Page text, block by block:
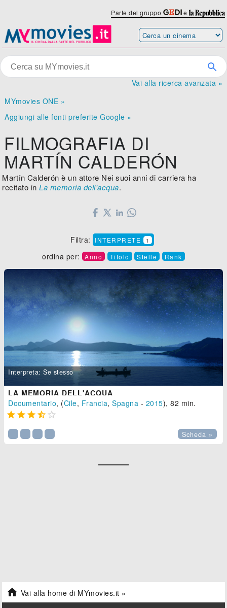
Parte del gruppo e
Vai alla ricerca avanzata »
MYmovies ONE »
Aggiungi alle fonti preferite Google »
FILMOGRAFIA DI
MARTÍN CALDERÓN
Martín Calderón è un attore Nei suoi anni di carriera ha
recitato inLa memoria dell'acqua.
Filtra: INTERPRETE 1
ordina per: Anno Titolo Stelle Rank
Interpreta: Se stesso
LA MEMORIA DELL'ACQUA
Documentario, (Cile, Francia,Spagna - 2015), 82 min.
    
Scheda »
 Vai alla home di MYmovies.it »